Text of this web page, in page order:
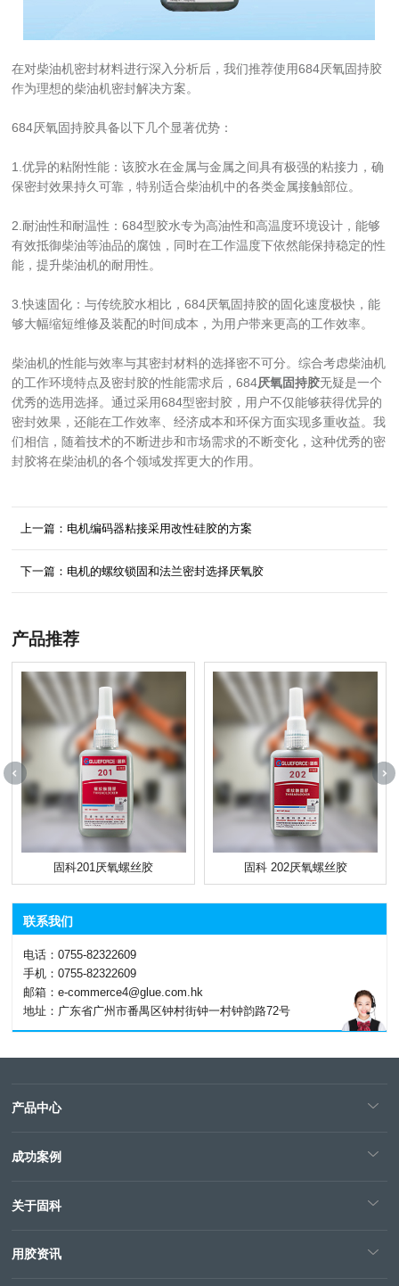
在对柴油机密封材料进行深入分析后，我们推荐使用684厌氧固持胶
作为理想的柴油机密封解决方案。
684厌氧固持胶具备以下几个显著优势：
1.优异的粘附性能：该胶水在金属与金属之间具有极强的粘接力，确
保密封效果持久可靠，特别适合柴油机中的各类金属接触部位。
2.耐油性和耐温性：684型胶水专为高油性和高温度环境设计，能够
有效抵御柴油等油品的腐蚀，同时在工作温度下依然能保持稳定的性
能，提升柴油机的耐用性。
3.快速固化：与传统胶水相比，684厌氧固持胶的固化速度极快，能
够大幅缩短维修及装配的时间成本，为用户带来更高的工作效率。
柴油机的性能与效率与其密封材料的选择密不可分。综合考虑柴油机
的工作环境特点及密封胶的性能需求后，684厌氧固持胶无疑是一个
优秀的选用选择。通过采用684型密封胶，用户不仅能够获得优异的
密封效果，还能在工作效率、经济成本和环保方面实现多重收益。我
们相信，随着技术的不断进步和市场需求的不断变化，这种优秀的密
封胶将在柴油机的各个领域发挥更大的作用。
上一篇：电机编码器粘接采用改性硅胶的方案
下一篇：电机的螺纹锁固和法兰密封选择厌氧胶
产品推荐
固科201厌氧螺丝胶 固科 202厌氧螺丝胶
联系我们
电话：0755-82322609
手机：0755-82322609
邮箱：e-commerce4@glue.com.hk
地址：广东省广州市番禺区钟村街钟一村钟韵路72号
产品中心
成功案例
关于固科
用胶资讯